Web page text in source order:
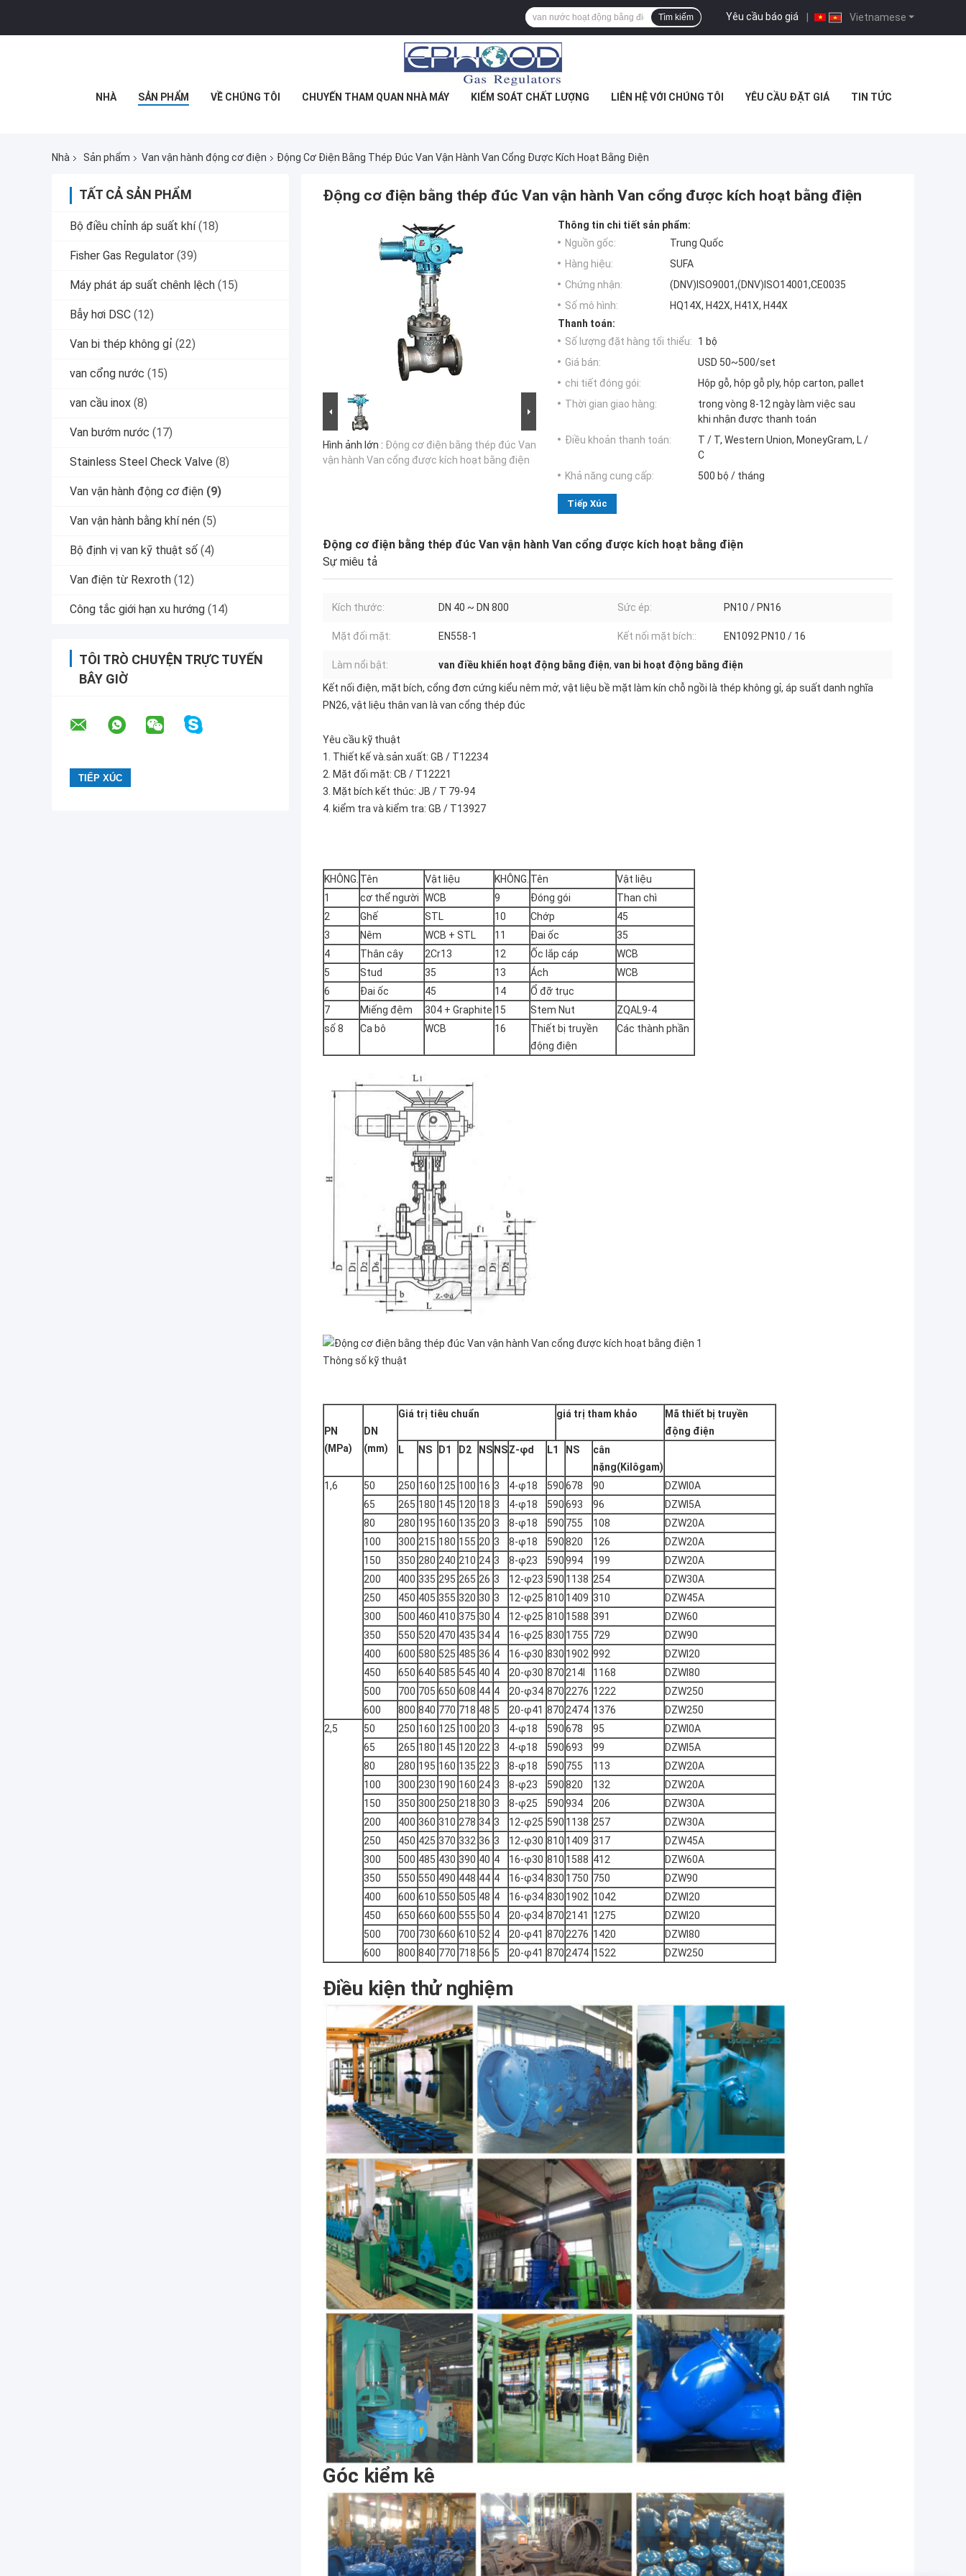
Vietnamese
Yêu cầu báo giá |
Tìm kiếm
NHÀ SẢN PHẨM VỀ CHÚNG TÔI CHUYẾN THAM QUAN NHÀ MÁY KIỂM SOÁT CHẤT LƯỢNG LIÊN HỆ VỚI CHÚNG TÔI YÊU CẦU ĐẶT GIÁ TIN TỨC
Nhà Sản phẩm Van vận hành động cơ điện Động Cơ Điện Bằng Thép Đúc Van Vận Hành Van Cổng Được Kích Hoạt Bằng Điện
TẤT CẢ SẢN PHẨM
Bộ điều chỉnh áp suất khí (18)
Fisher Gas Regulator (39)
Máy phát áp suất chênh lệch (15)
Bẫy hơi DSC (12)
Van bi thép không gỉ (22)
van cổng nước (15)
van cầu inox (8)
Van bướm nước (17)
Stainless Steel Check Valve (8)
Van vận hành động cơ điện (9)
Van vận hành bằng khí nén (5)
Bộ định vị van kỹ thuật số (4)
Van điện từ Rexroth (12)
Công tắc giới hạn xu hướng (14)
TÔI TRÒ CHUYỆN TRỰC TUYẾN
BÂY GIỜ
Động cơ điện bằng thép đúc Van vận hành Van cổng được kích hoạt bằng điện
Hình ảnh lớn : Động cơ điện bằng thép đúc Van
vận hành Van cổng được kích hoạt bằng điện
Thông tin chi tiết sản phẩm:
Nguồn gốc:
Trung Quốc
Hàng hiệu:
SUFA
Chứng nhận:
(DNV)ISO9001,(DNV)ISO14001,CE0035
Số mô hình:
HQ14X, H42X, H41X, H44X
Thanh toán:
Số lượng đặt hàng tối thiểu:
1 bộ
Giá bán:
USD 50~500/set
chi tiết đóng gói:
Hộp gỗ, hộp gỗ ply, hộp carton, pallet
Thời gian giao hàng:
trong vòng 8-12 ngày làm việc sau
khi nhận được thanh toán
Điều khoản thanh toán:
T / T, Western Union, MoneyGram, L /
C
Khả năng cung cấp:
500 bộ / tháng
Tiếp Xúc
Động cơ điện bằng thép đúc Van vận hành Van cổng được kích hoạt bằng điện
Sự miêu tả
Kích thước: DN 40 ~ DN 800 Sức ép: PN10 / PN16
Mặt đối mặt: EN558-1 Kết nối mặt bích:: EN1092 PN10 / 16
Làm nổi bật: van điều khiển hoạt động bằng điện, van bi hoạt động bằng điện
Kết nối điện, mặt bích, cổng đơn cứng kiểu nêm mở, vật liệu bề mặt làm kín chỗ ngồi là thép không gỉ, áp suất danh nghĩa
PN26, vật liệu thân van là van cổng thép đúc
Yêu cầu kỹ thuật
1. Thiết kế và.sản xuất: GB / T12234
2. Mặt đối mặt: CB / T12221
3. Mặt bích kết thúc: JB / T 79-94
4. kiểm tra và kiểm tra: GB / T13927
KHÔNG. Tên Vật liệu KHÔNG. Tên
Vật liệu
1
cơ thể người WCB 9 Đóng gói
Than chì
2
Ghế STL 10 Chớp
45
3
Nêm WCB + STL 11 Đai ốc
35
4
Thân cây 2Cr13 12 Ốc lắp cáp
WCB
5
Stud 35 13 Ách
WCB
6
Đai ốc 45 14
Ổ đỡ trục
7
Miếng đệm 304 + Graphite 15 Stem Nut
ZQAL9-4
số 8
Ca bô WCB 16
Thiết bị truyền
động điện
Các thành phần
Thông số kỹ thuật
PN
(MPa)
DN
(mm)
Giá trị tiêu chuẩn giá trị tham khảo
Mã thiết bị truyền
động điện
L
NS D1 D2 NSNSZ-φd L1 NS
cân
nặng(Kilôgam)
1,6
50 250 160 125 100 16 3 4-φ18 590678 90
DZWl0A
65
265 180 145 120 18 3 4-φ18 590693 96
DZWl5A
80
280 195 160 135 20 3 8-φ18 590 755 108
DZW20A
100
300 215 180 155 20 3 8-φ18 590820 126
DZW20A
150
350 280 240 210 24 3 8-φ23 590994 199
DZW20A
200
400 335 295 265 26 3 12-φ23 590 1138 254
DZW30A
250
450 405 355 320 30 3 12-φ25 810 1409 310
DZW45A
300
500 460 410 375 30 4 12-φ25 810 1588 391
DZW60
350
550 520 470 435 34 4 16-φ25 830 1755 729
DZW90
400
600 580 525 485 36 4 16-φ30 830 1902 992
DZWl20
450
650 640 585 545 40 4 20-φ30 870 214l 1168
DZWl80
500
700 705 650 608 44 4 20-φ34 870 2276 1222
DZW250
600
800 840 770 718 48 5 20-φ41 870 2474 1376
DZW250
2,5
50 250 160 125 100 20 3 4-φ18 590678 95
DZWl0A
65
265 180 145 120 22 3 4-φ18 590693 99
DZWl5A
80
280 195 160 135 22 3 8-φ18 590 755 113
DZW20A
100
300 230 190 160 24 3 8-φ23 590820 132
DZW20A
150
350 300 250 218 30 3 8-φ25 590934 206
DZW30A
200
400 360 310 278 34 3 12-φ25 590 1138 257
DZW30A
250
450 425 370 332 36 3 12-φ30 810 1409 317
DZW45A
300
500 485 430 390 40 4 16-φ30 810 1588 412
DZW60A
350
550 550 490 448 44 4 16-φ34 830 1750 750
DZW90
400
600 610 550 505 48 4 16-φ34 830 1902 1042
DZWl20
450
650 660 600 555 50 4 20-φ34 870 2141 1275
DZWl20
500
700 730 660 610 52 4 20-φ41 870 2276 1420
DZWl80
600
800 840 770 718 56 5 20-φ41 870 2474 1522 DZW250
Điều kiện thử nghiệm
Góc kiểm kê